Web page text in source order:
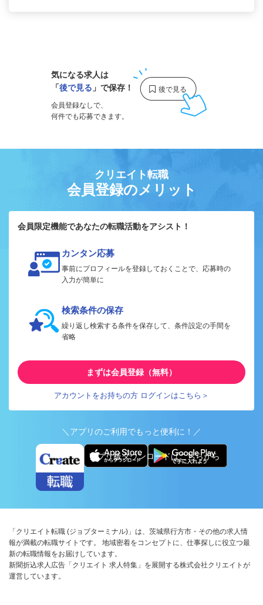
気になる求人は
「後で見る 」で保存！
会員登録なしで、
何件でも応募できます。
クリエイト転職
会員登録のメリット
会員限定機能であなたの転職活動をアシスト！
カンタン応募
事前にプロフィールを登録しておくことで、応募時の
入力が簡単に
検索条件の保存
繰り返し検索する条件を保存して、条件設定の手間を
省略
まずは会員登録（無料）
アカウントをお持ちの方 ログインはこちら＞
＼アプリのご利用でもっと便利に！／
アプリ版ダウンロードはこちらから
「クリエイト転職 (ジョブターミナル)」は、茨城県行方市・その他の求人情
報が満載の転職サイトです。 地域密着をコンセプトに、仕事探しに役立つ最
新の転職情報をお届けしています。
新聞折込求人広告「クリエイト 求人特集」を展開する株式会社クリエイトが
運営しています。